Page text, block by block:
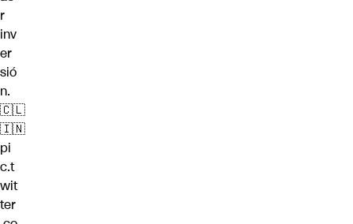
r
inv
er
sió
n.
🇨🇱
🇮🇳
pi
c.t
wit
ter